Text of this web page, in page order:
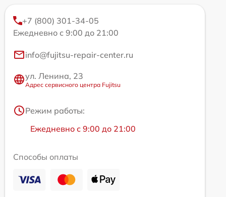
+7 (800) 301-34-05
Ежедневно с 9:00 до 21:00
info@fujitsu-repair-center.ru
ул. Ленина, 23
Адрес сервисного центра Fujitsu
Режим работы:
Ежедневно с 9:00 до 21:00
Способы оплаты